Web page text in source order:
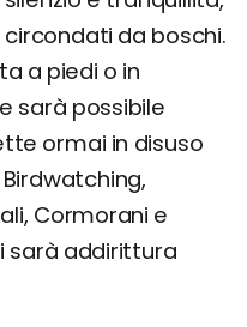
da boschi.
a piedi o in
sarà possibile
ormai in disuso
Cormorani e
sarà addirittura